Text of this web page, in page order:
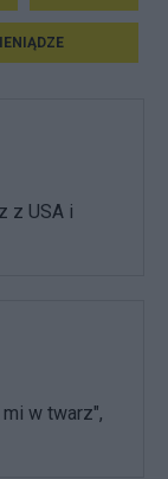
z USA i
w twarz",